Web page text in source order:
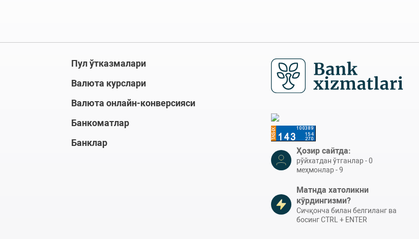
Пул ўтказмалари
Валюта курслари
Валюта онлайн-конверсияси
Банкоматлар
Банклар
Ҳозир сайтда:
рўйхатдан ўтганлар - 0
меҳмонлар - 9
Матнда хатоликни
кўрдингизми?
Сичқонча билан белгиланг ва
босинг CTRL + ENTER